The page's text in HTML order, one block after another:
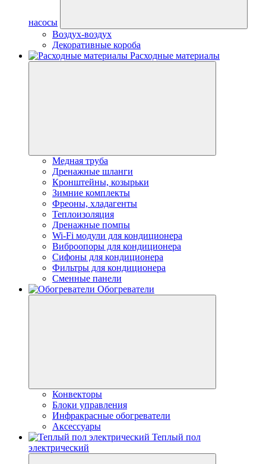
насосы
Воздух-воздух
Декоративные короба
Расходные материалы
Медная труба
Дренажные шланги
Кронштейны, козырьки
Зимние комплекты
Фреоны, хладагенты
Теплоизоляция
Дренажные помпы
Wi-Fi модули для кондиционера
Виброопоры для кондиционера
Сифоны для кондиционера
Фильтры для кондиционера
Сменные панели
Обогреватели
Конвекторы
Блоки управления
Инфракрасные обогреватели
Аксессуары
Теплый пол
электрический